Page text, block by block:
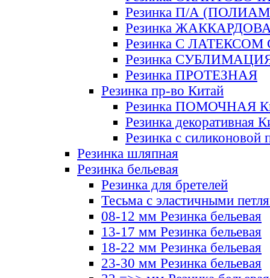
Резинка П/А
Резинка
Резинка С ЛАТЕКСОМ
Резинка
Резинка ПРОТЕЗНАЯ
Резинка пр-во Китай
Резинка ПОМОЧНАЯ
Резинка декоративная
Резинка с силиконовой
Резинка шляпная
Резинка бельевая
Резинка для бретелей
Тесьма с эластичными
08-12 мм Резинка бельевая
13-17 мм Резинка бельевая
18-22 мм Резинка бельевая
23-30 мм Резинка бельевая